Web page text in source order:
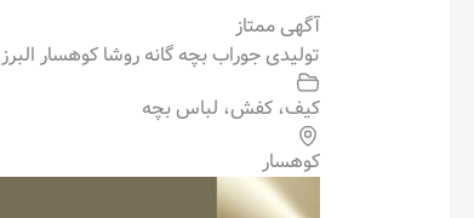
آگهی ممتاز
تولیدی جوراب بچه گانه روشا کوهسار البرز
کیف، کفش، لباس بچه
کوهسار